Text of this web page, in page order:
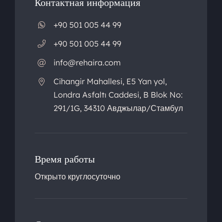
+90 501 005 44 99
+90 501 005 44 99
info@rehaira.com
Cihangir Mahallesi, E5 Yan yol,
Londra Asfaltı Caddesi, B Blok No:
291/1G, 34310 Авджылар/Стамбул
Время работы
Открыто круглосуточно